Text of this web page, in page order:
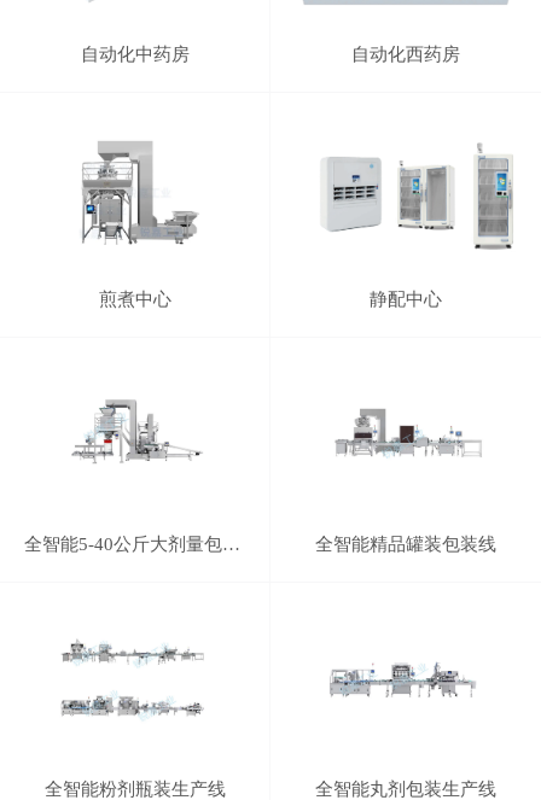
自动化中药房 自动化西药房
煎煮中心 静配中心
全智能5-40公斤大剂量包装生产线（半自动） 全智能精品罐装包装线
全智能粉剂瓶装生产线 全智能丸剂包装生产线